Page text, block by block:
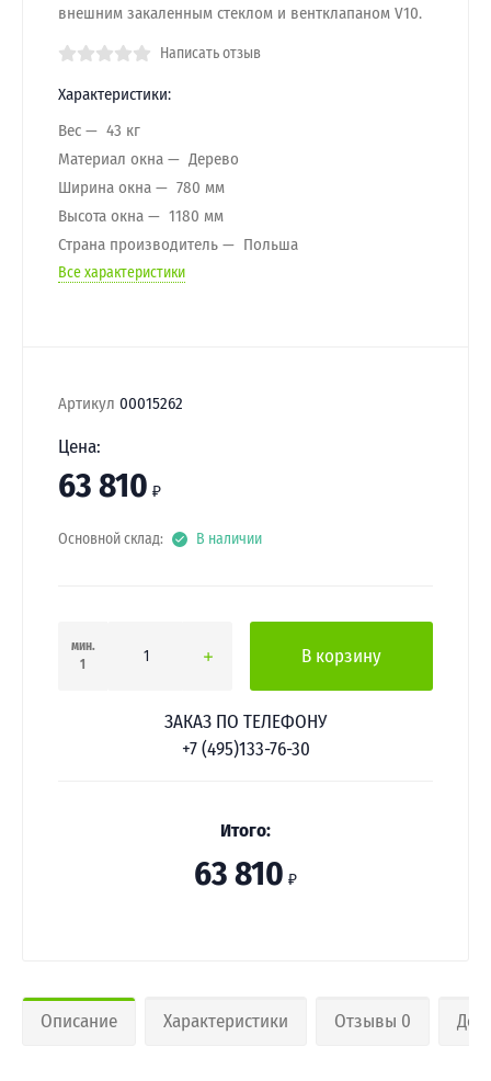
внешним закаленным стеклом и вентклапаном V10.
Написать отзыв
Характеристики:
Вес
43 кг
Материал окна
Дерево
Ширина окна
780 мм
Высота окна
1180 мм
Страна производитель
Польша
Все характеристики
Артикул 00015262
Цена:
63 810 ₽
Основной склад: В наличии
мин.
1
В корзину
ЗАКАЗ ПО ТЕЛЕФОНУ
+7 (495)133-76-30
Итого:
63 810 ₽
Описание Характеристики Отзывы 0